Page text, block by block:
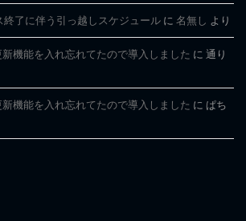
終了に伴う引っ越しスケジュール に 名無し より
機能を入れ忘れてたので導入しました に 通り
機能を入れ忘れてたので導入しました に ぱち